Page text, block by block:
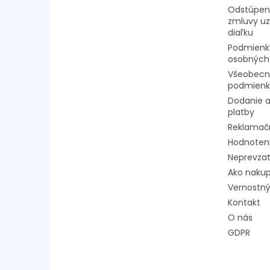
zmluvy
diaľku
Dodanie
platby
Ako
Kontakt
O nás
GDPR